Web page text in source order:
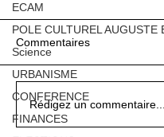
ECAM
POLE CULTUREL AUGUSTE
Science
URBANISME
CONFERENCE
FINANCES
Qualité des eaux de
baignade : des
Cet été, la musique
s’invite à Villeneuve
Exposition Magre
"Inattendu"
Qualité des eaux de
baignade : des
Cet été, la musique
s’invite à Villeneuve
Exposition Magre
"Inattendu"
Qualité des eaux de
baignade : des
Commentaires
Rédigez un commentaire...